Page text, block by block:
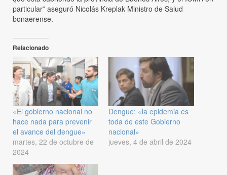
particular” aseguró Nicolás Kreplak Ministro de Salud
bonaerense.
Relacionado
«El gobierno nacional no
hace nada para prevenir
el avance del dengue»
martes, 22 de octubre de
2024
Dengue: «la epidemia es
toda de este Gobierno
nacional»
jueves, 4 de abril de 2024